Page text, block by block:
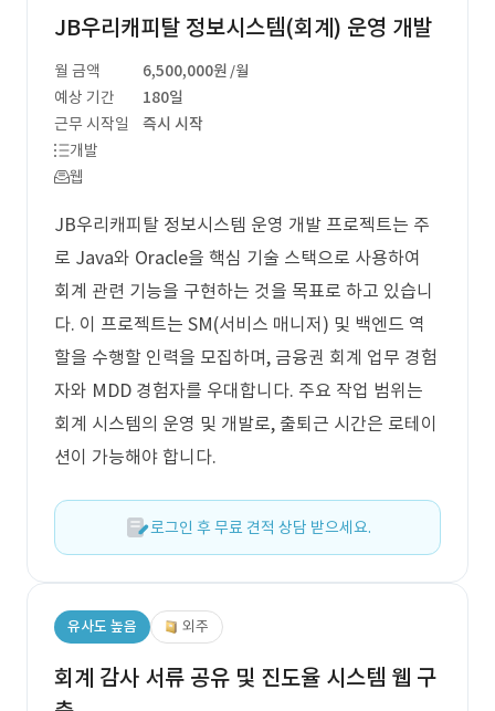
JB우리캐피탈 정보시스템(회계) 운영 개발
월 금액 6,500,000원 /월
예상 기간
180일
근무 시작일
즉시 시작
개발
웹
JB우리캐피탈 정보시스템 운영 개발 프로젝트는 주
로 Java와 Oracle을 핵심 기술 스택으로 사용하여
회계 관련 기능을 구현하는 것을 목표로 하고 있습니
다. 이 프로젝트는 SM(서비스 매니저) 및 백엔드 역
할을 수행할 인력을 모집하며, 금융권 회계 업무 경험
자와 MDD 경험자를 우대합니다. 주요 작업 범위는
회계 시스템의 운영 및 개발로, 출퇴근 시간은 로테이
션이 가능해야 합니다.
로그인 후 무료 견적 상담 받으세요.
유사도 높음 외주
회계 감사 서류 공유 및 진도율 시스템 웹 구